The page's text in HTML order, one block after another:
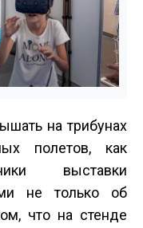
на трибунах
полетов, как
выставки
не только об
что на стенде